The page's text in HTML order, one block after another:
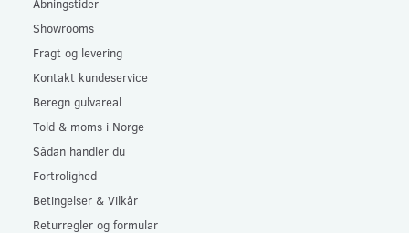
Showrooms
Fragt og levering
Kontakt kundeservice
Beregn gulvareal
Told & moms i Norge
Sådan handler du
Fortrolighed
Betingelser & Vilkår
Returregler og formular